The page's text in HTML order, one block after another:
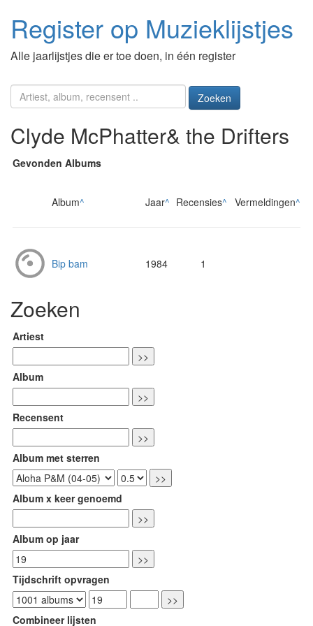
Register op Muzieklijstjes
Alle jaarlijstjes die er toe doen, in één register
Zoeken
Clyde McPhatter& the Drifters
Gevonden Albums
Album^ Jaar^ Recensies^ Vermeldingen^
Bip bam 1984 1
Zoeken
Artiest
Album
Recensent
Album met sterren
Album x keer genoemd
Album op jaar
Tijdschrift opvragen
Combineer lijsten